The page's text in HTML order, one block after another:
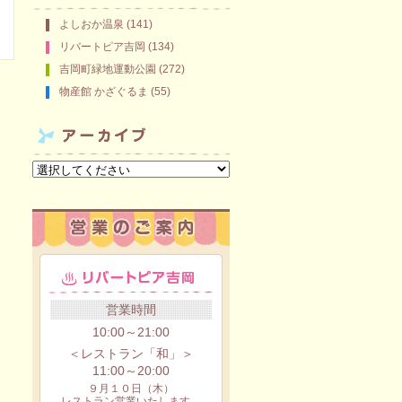
よしおか温泉 (141)
リバートピア吉岡 (134)
吉岡町緑地運動公園 (272)
物産館 かざぐるま (55)
営業時間
10:00～21:00
＜レストラン「和」＞
11:00～20:00
９月１０日（木）